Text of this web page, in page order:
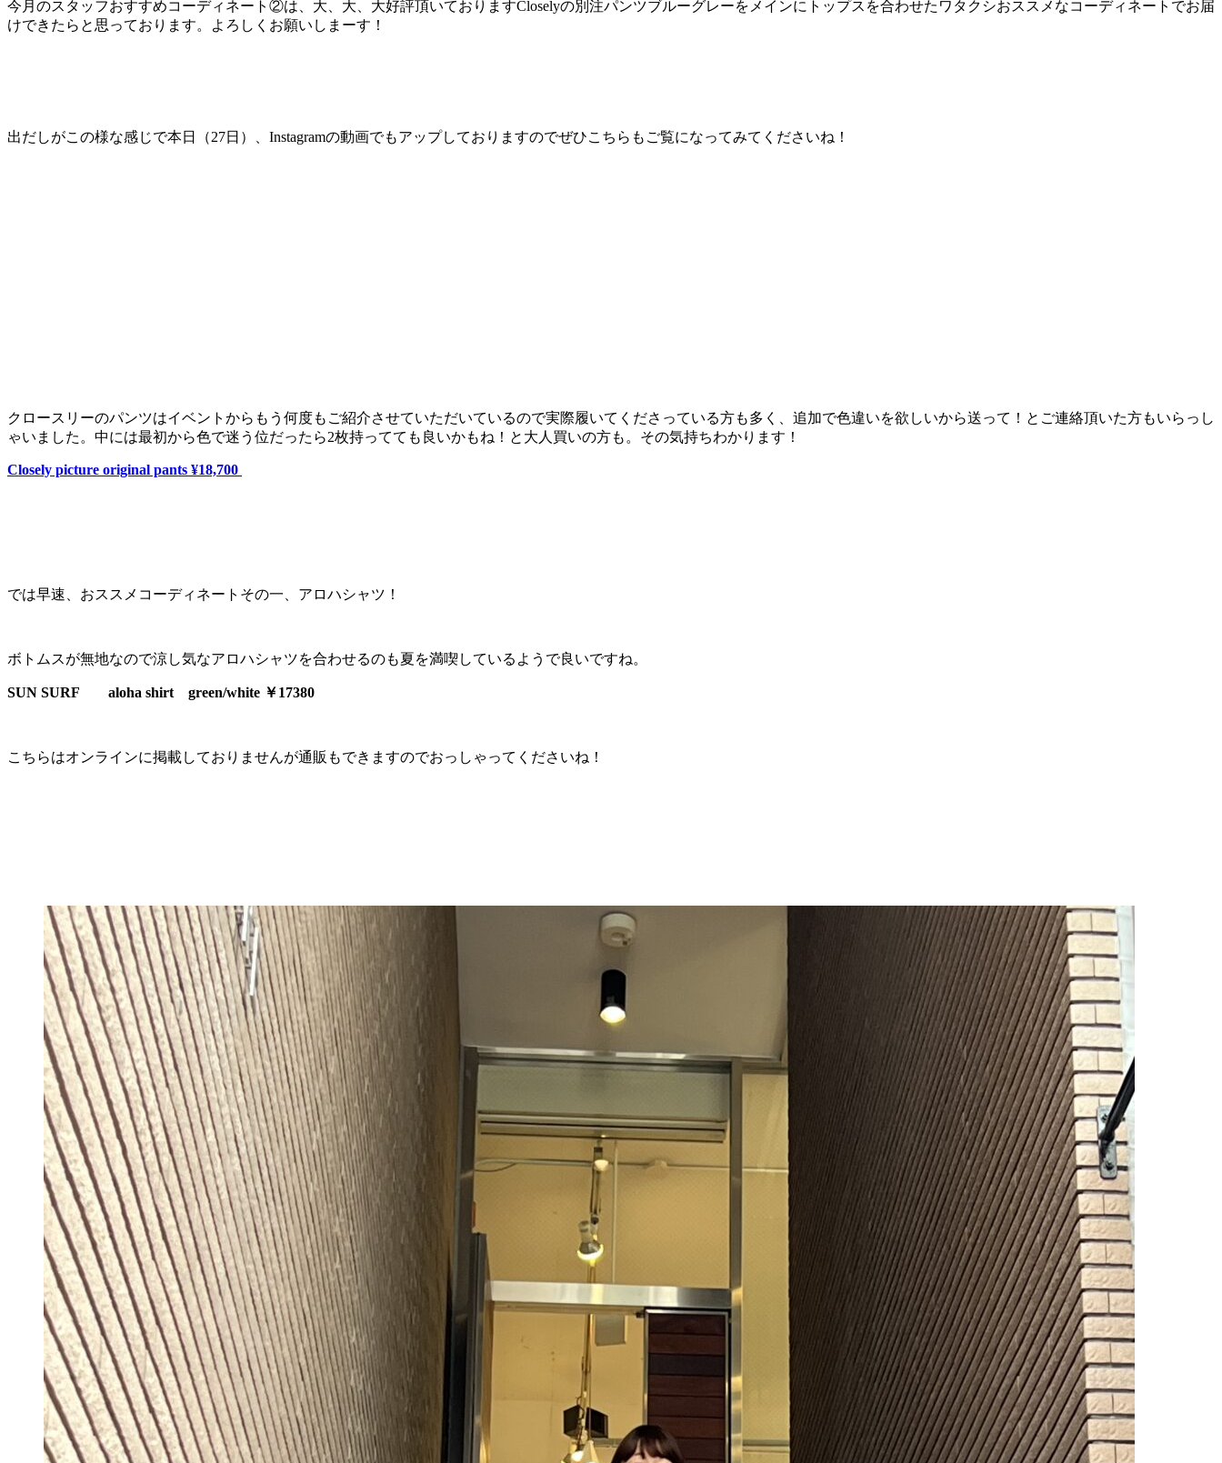
今月のスタッフおすすめコーディネート②は、大、大、大好評頂いておりますCloselyの別注パンツブルーグレーをメインにトップスを合わせたワタクシおススメなコーディネートでお届
けできたらと思っております。よろしくお願いしまーす！
出だしがこの様な感じで本日（27日）、Instagramの動画でもアップしておりますのでぜひこちらもご覧になってみてくださいね！
クロースリーのパンツはイベントからもう何度もご紹介させていただいているので実際履いてくださっている方も多く、追加で色違いを欲しいから送って！とご連絡頂いた方もいらっし
ゃいました。中には最初から色で迷う位だったら2枚持ってても良いかもね！と大人買いの方も。その気持ちわかります！
Closely picture original pants ¥18,700
では早速、おススメコーディネートその一、アロハシャツ！
ボトムスが無地なので涼し気なアロハシャツを合わせるのも夏を満喫しているようで良いですね。
SUN SURF aloha shirt green/white ￥17380
こちらはオンラインに掲載しておりませんが通販もできますのでおっしゃってくださいね！